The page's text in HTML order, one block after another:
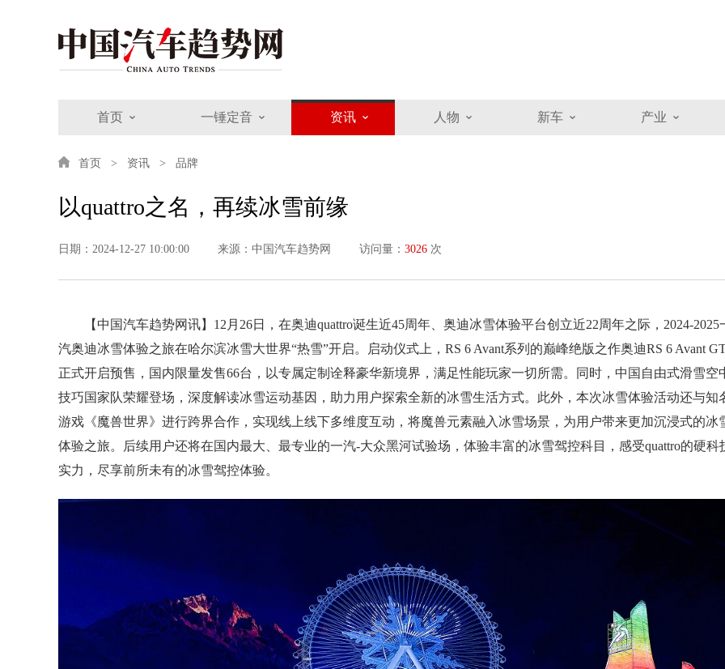
首页 一锤定音 资讯 人物 新车 产业
首页 资讯 品牌
以quattro之名，再续冰雪前缘
日期：2024-12-27 10:00:00 来源：中国汽车趋势网 访问量： 3026 次
【中国汽车趋势网讯】12月26日，在奥迪quattro诞生近45周年、奥迪冰雪体验平台创立近22周年之际，2024-2025
汽奥迪冰雪体验之旅在哈尔滨冰雪大世界“热雪”开启。启动仪式上，RS 6 Avant系列的巅峰绝版之作奥迪RS 6 Avant
正式开启预售，国内限量发售66台，以专属定制诠释豪华新境界，满足性能玩家一切所需。同时，中国自由式滑雪空
技巧国家队荣耀登场，深度解读冰雪运动基因，助力用户探索全新的冰雪生活方式。此外，本次冰雪体验活动还与知
游戏《魔兽世界》进行跨界合作，实现线上线下多维度互动，将魔兽元素融入冰雪场景，为用户带来更加沉浸式的冰
体验之旅。后续用户还将在国内最大、最专业的一汽-大众黑河试验场，体验丰富的冰雪驾控科目，感受quattro的硬科
实力，尽享前所未有的冰雪驾控体验。